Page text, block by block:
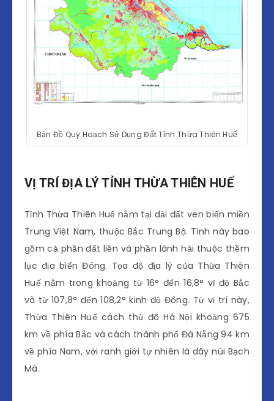
Bản Đồ Quy Hoạch Sử Dụng Đất Tỉnh Thừa Thiên Huế
VỊ TRÍ ĐỊA LÝ TỈNH THỪA THIÊN HUẾ
Tỉnh Thừa Thiên Huế nằm tại dải đất ven biển miền
Trung Việt Nam, thuộc Bắc Trung Bộ. Tỉnh này bao
gồm cả phần đất liền và phần lãnh hải thuộc thềm
lục địa biển Đông. Tọa độ địa lý của Thừa Thiên
Huế nằm trong khoảng từ 16° đến 16,8° vĩ độ Bắc
và từ 107,8° đến 108,2° kinh độ Đông. Từ vị trí này,
Thừa Thiên Huế cách thủ đô Hà Nội khoảng 675
km về phía Bắc và cách thành phố Đà Nẵng 94 km
về phía Nam, với ranh giới tự nhiên là dãy núi Bạch
Mã.